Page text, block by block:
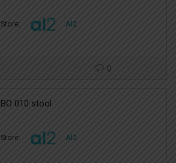
Store: Al2
0
BO 010 stool
Store: Al2